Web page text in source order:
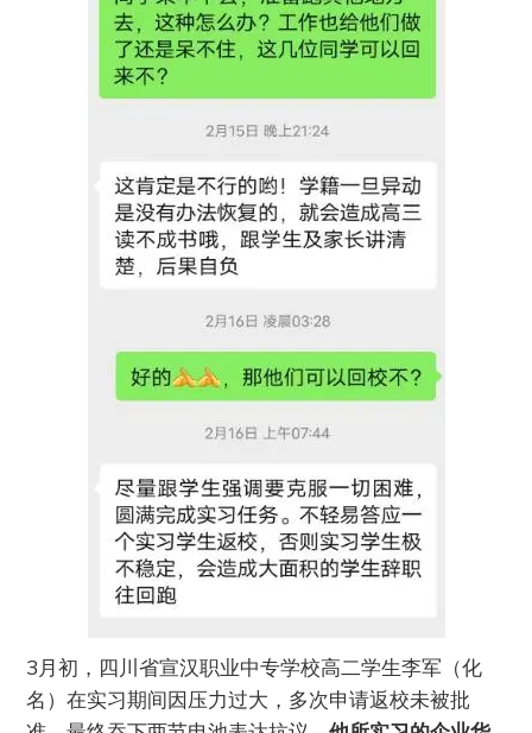
3月初，四川省宣汉职业中专学校高二学生李军（化
名）在实习期间因压力过大，多次申请返校未被批